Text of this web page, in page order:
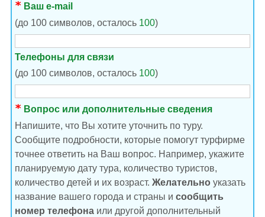
Ваш e-mail
(до 100 символов, осталось 100)
Телефоны для связи
(до 100 символов, осталось 100)
Вопрос или дополнительные сведения
Напишите, что Вы хотите уточнить по туру.
Сообщите подробности, которые помогут турфирме
точнее ответить на Ваш вопрос. Например, укажите
планируемую дату тура, количество туристов,
количество детей и их возраст. Желательно указать
название вашего города и страны и сообщить
номер телефона или другой дополнительный